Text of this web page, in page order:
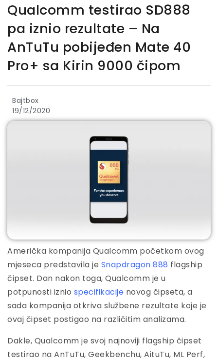
Qualcomm testirao SD888
pa iznio rezultate – Na
AnTuTu pobijeđen Mate 40
Pro+ sa Kirin 9000 čipom
Bajtbox
19/12/2020
Američka kompanija Qualcomm početkom ovog
mjeseca predstavila je Snapdragon 888 flagship
čipset. Dan nakon toga, Qualcomm je u
potpunosti iznio specifikacije novog čipseta, a
sada kompanija otkriva službene rezultate koje je
ovaj čipset postigao na različitim analizama.
Dakle, Qualcomm je svoj najnoviji flagship čipset
testirao na AnTuTu, Geekbenchu, AituTu, ML Perf,